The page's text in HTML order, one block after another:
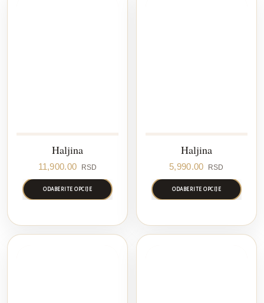
Haljina
11,900.00 RSD
ODABERITE OPCIJE
Haljina
5,990.00 RSD
ODABERITE OPCIJE